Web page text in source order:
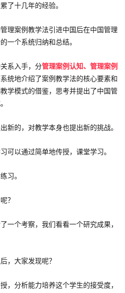
了十几年的经验。
理案例教学法引进中国后在中国管理
一个系统归纳和总结。
系入手，分管理案例认知、管理案例
统地介绍了案例教学法的核心要素和
学模式的借鉴，思考并提出了中国管
新的，对教学本身也提出新的挑战。
可以通过简单地传授，课堂学习。
习。
？
一个考察，我们看看一个研究成果，
，大家发现呢？
，分析能力培养这个学生的接受度，